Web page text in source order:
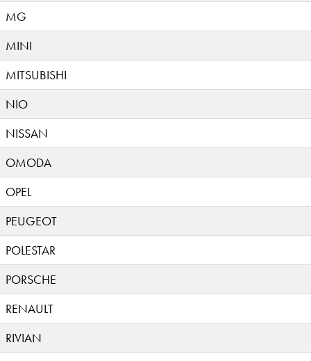
MG
MINI
MITSUBISHI
NIO
NISSAN
OMODA
OPEL
PEUGEOT
POLESTAR
PORSCHE
RENAULT
RIVIAN